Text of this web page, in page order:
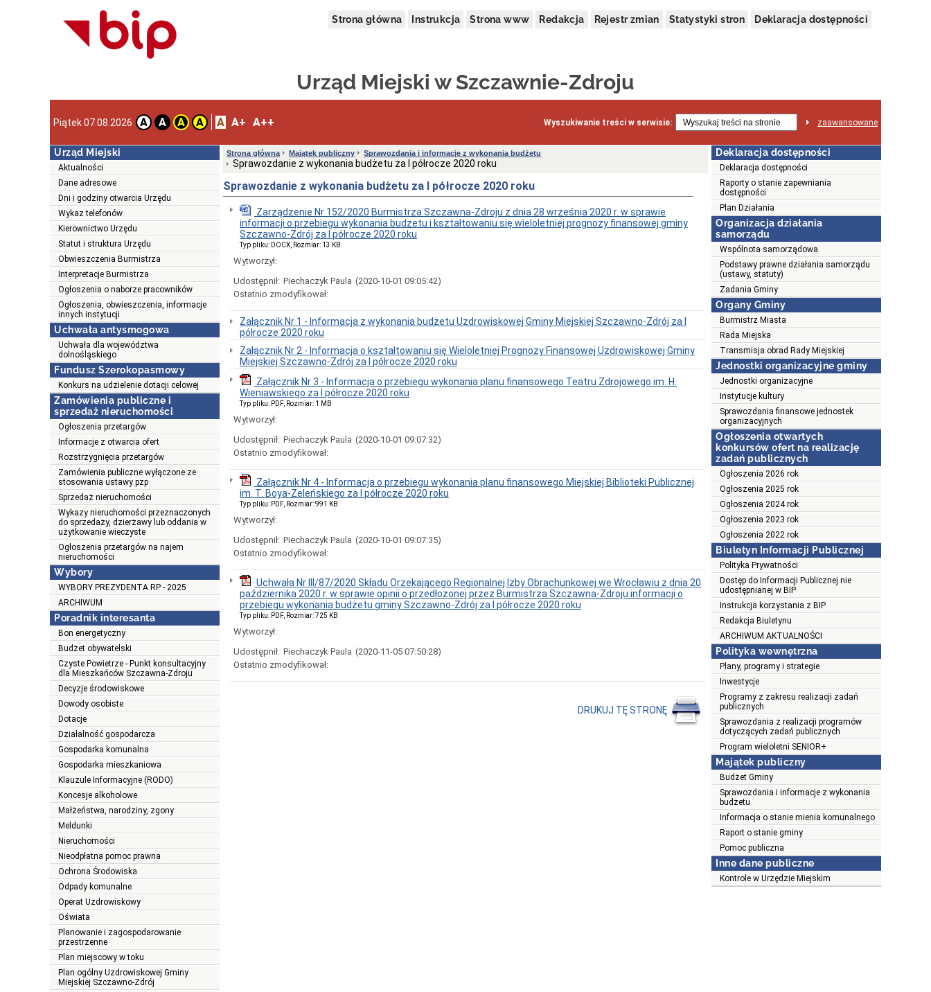
Strona główna Instrukcja Strona www Redakcja Rejestr zmian Statystyki stron Deklaracja dostępności
Urząd Miejski w Szczawnie-Zdroju
Piątek 07.08.2026 A A A A A A+ A++ Wyszukiwanie treści w serwisie: zaawansowane
Urząd Miejski
Aktualności
Dane adresowe
Dni i godziny otwarcia Urzędu
Wykaz telefonów
Kierownictwo Urzędu
Statut i struktura Urzędu
Obwieszczenia Burmistrza
Interpretacje Burmistrza
Ogłoszenia o naborze pracowników
Ogłoszenia, obwieszczenia, informacje
innych instytucji
Uchwała antysmogowa
Uchwała dla województwa
dolnośląskiego
Fundusz Szerokopasmowy
Konkurs na udzielenie dotacji celowej
Zamówienia publiczne i
sprzedaż nieruchomości
Ogłoszenia przetargów
Informacje z otwarcia ofert
Rozstrzygnięcia przetargów
Zamówienia publiczne wyłączone ze
stosowania ustawy pzp
Sprzedaż nieruchomości
Wykazy nieruchomości przeznaczonych
do sprzedaży, dzierżawy lub oddania w
użytkowanie wieczyste
Ogłoszenia przetargów na najem
nieruchomości
Wybory
WYBORY PREZYDENTA RP - 2025
ARCHIWUM
Poradnik interesanta
Bon energetyczny
Budżet obywatelski
Czyste Powietrze - Punkt konsultacyjny
dla Mieszkańców Szczawna-Zdroju
Decyzje środowiskowe
Dowody osobiste
Dotacje
Działalność gospodarcza
Gospodarka komunalna
Gospodarka mieszkaniowa
Klauzule Informacyjne (RODO)
Koncesje alkoholowe
Małżeństwa, narodziny, zgony
Meldunki
Nieruchomości
Nieodpłatna pomoc prawna
Ochrona Środowiska
Odpady komunalne
Operat Uzdrowiskowy
Oświata
Planowanie i zagospodarowanie
przestrzenne
Plan miejscowy w toku
Plan ogólny Uzdrowiskowej Gminy
Miejskiej Szczawno-Zdrój
Strona główna Majątek publiczny Sprawozdania i informacje z wykonania budżetu
Sprawozdanie z wykonania budżetu za I półrocze 2020 roku
Sprawozdanie z wykonania budżetu za I półrocze 2020 roku
Zarządzenie Nr 152/2020 Burmistrza Szczawna-Zdroju z dnia 28 września 2020 r. w sprawie
informacji o przebiegu wykonania budzetu i kształtowaniu się wieloletniej prognozy finansowej gminy
Szczawno-Zdrój za I półrocze 2020 roku
Typ pliku: DOCX, Rozmiar: 13 KB
Wytworzył:
Udostępnił: Piechaczyk Paula (2020-10-01 09:05:42)
Ostatnio zmodyfikował:
Załącznik Nr 1 - Informacja z wykonania budżetu Uzdrowiskowej Gminy Miejskiej Szczawno-Zdrój za I
półrocze 2020 roku
Załącznik Nr 2 - Informacja o kształtowaniu się Wieloletniej Prognozy Finansowej Uzdrowiskowej Gminy
Miejskiej Szczawno-Zdrój za I półrocze 2020 roku
Załącznik Nr 3 - Informacja o przebiegu wykonania planu finansowego Teatru Zdrojowego im. H.
Wieniawskiego za I półrocze 2020 roku
Typ pliku: PDF, Rozmiar: 1 MB
Wytworzył:
Udostępnił: Piechaczyk Paula (2020-10-01 09:07:32)
Ostatnio zmodyfikował:
Załącznik Nr 4 - Informacja o przebiegu wykonania planu finansowego Miejskiej Biblioteki Publicznej
im. T. Boya-Żeleńskiego za I półrocze 2020 roku
Typ pliku: PDF, Rozmiar: 991 KB
Wytworzył:
Udostępnił: Piechaczyk Paula (2020-10-01 09:07:35)
Ostatnio zmodyfikował:
Uchwała Nr III/87/2020 Składu Orzekającego Regionalnej Izby Obrachunkowej we Wrocławiu z dnia 20
października 2020 r. w sprawie opinii o przedłożonej przez Burmistrza Szczawna-Zdroju informacji o
przebiegu wykonania budżetu gminy Szczawno-Zdrój za I półrocze 2020 roku
Typ pliku: PDF, Rozmiar: 725 KB
Wytworzył:
Udostępnił: Piechaczyk Paula (2020-11-05 07:50:28)
Ostatnio zmodyfikował:
DRUKUJ TĘ STRONĘ
Deklaracja dostępności
Deklaracja dostępności
Raporty o stanie zapewniania
dostępności
Plan Działania
Organizacja działania
samorządu
Wspólnota samorządowa
Podstawy prawne działania samorządu
(ustawy, statuty)
Zadania Gminy
Organy Gminy
Burmistrz Miasta
Rada Miejska
Transmisja obrad Rady Miejskiej
Jednostki organizacyjne gminy
Jednostki organizacyjne
Instytucje kultury
Sprawozdania finansowe jednostek
organizacyjnych
Ogłoszenia otwartych
konkursów ofert na realizację
zadań publicznych
Ogłoszenia 2026 rok
Ogłoszenia 2025 rok
Ogłoszenia 2024 rok
Ogłoszenia 2023 rok
Ogłoszenia 2022 rok
Biuletyn Informacji Publicznej
Polityka Prywatności
Dostęp do Informacji Publicznej nie
udostępnianej w BIP
Instrukcja korzystania z BIP
Redakcja Biuletynu
ARCHIWUM AKTUALNOŚCI
Polityka wewnętrzna
Plany, programy i strategie
Inwestycje
Programy z zakresu realizacji zadań
publicznych
Sprawozdania z realizacji programów
dotyczących zadań publicznych
Program wieloletni SENIOR+
Majątek publiczny
Budżet Gminy
Sprawozdania i informacje z wykonania
budżetu
Informacja o stanie mienia komunalnego
Raport o stanie gminy
Pomoc publiczna
Inne dane publiczne
Kontrole w Urzędzie Miejskim